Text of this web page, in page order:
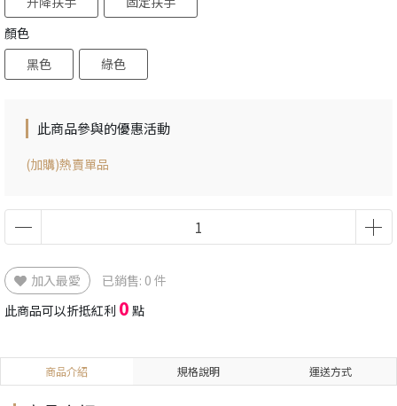
顏色
黑色
綠色
此商品參與的優惠活動
(加購)熱賣單品
加入最愛
已銷售: 0 件
此商品可以折抵紅利 0 點
商品介紹 規格說明 運送方式